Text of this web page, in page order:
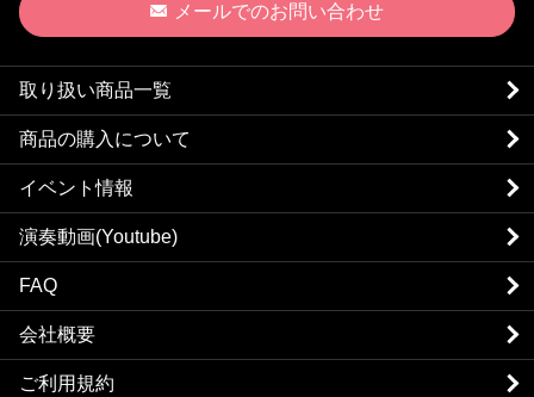
メールでのお問い合わせ
取り扱い商品一覧
商品の購入について
イベント情報
演奏動画(Youtube)
FAQ
会社概要
ご利用規約